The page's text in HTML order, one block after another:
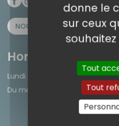
NOUS CONTACTER
Horaires de
Lundi après-midi de 14h30 à
Du mardi au samedi 9h30 -
donne le
sur ceux
Tout
Tout